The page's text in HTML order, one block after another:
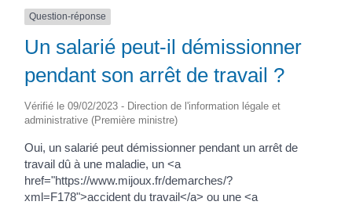
Question-réponse
Un salarié peut-il démissionner
pendant son arrêt de travail ?
Vérifié le 09/02/2023 - Direction de l'information légale et
administrative (Première ministre)
Oui, un salarié peut démissionner pendant un arrêt de
travail dû à une maladie, un <a
href="https://www.mijoux.fr/demarches/?
xml=F178">accident du travail</a> ou une <a